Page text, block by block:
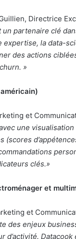
Directrice
un partenaire clé
expertise, la data-
des actions
»
et
une
(scores
clés.»
et
et
des enjeux
d’activité.